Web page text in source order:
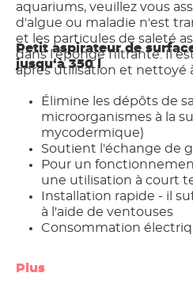
aquariums, veuillez vous
d'algue ou maladie n'est
et les particules de saleté
dans l'éponge filtrante. Il
après utilisation et nettoyé
Petit aspirateur de
jusqu‘à 350 l
Élimine les dépôts de
microorganismes à la
mycodermique)
Soutient l'échange de
Pour un
une utilisation à court
Installation rapide - il
à l'aide de ventouses
Consommation
Plus